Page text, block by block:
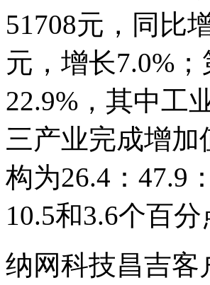
51708元，同比
元，增长7.0%
22.9%，其中工
三产业完成增加
构为26.4：47.9
10.5和3.6个百
纳网科技昌吉客